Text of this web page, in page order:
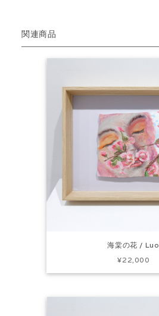
関連商品
海棠の花 / Luo
¥22,000